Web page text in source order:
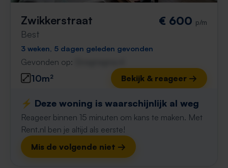
Zwikkerstraat
Best
€ 600 p/m
3 weken, 5 dagen geleden gevonden
Gevonden op:
10m² Bekijk & reageer →
⚡️ Deze woning is waarschijnlijk al weg
Reageer binnen 15 minuten om kans te maken. Met
Rent.nl ben je altijd als eerste!
Mis de volgende niet →